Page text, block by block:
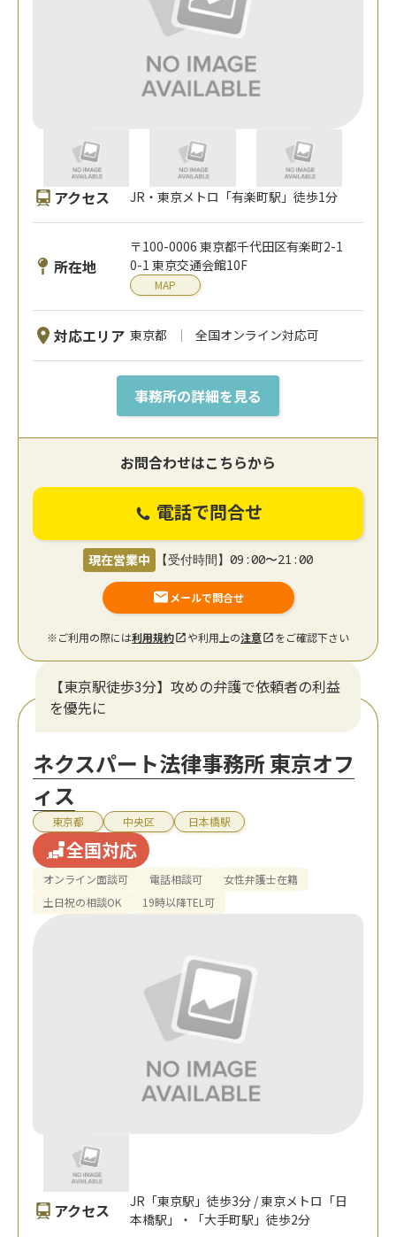
アクセス JR・東京メトロ「有楽町駅」徒歩1分
所在地
〒100-0006 東京都千代田区有楽町2-1
0-1 東京交通会館10F
MAP
対応エリア 東京都 全国オンライン対応可
事務所の詳細を見る
お問合わせはこちらから
電話で問合せ
現在営業中 【受付時間】09:00〜21:00
メールで問合せ
※ご利用の際には利用規約 や利用上の注意 をご確認下さい
【東京駅徒歩3分】攻めの弁護で依頼者の利益
を優先に
ネクスパート法律事務所 東京オフ
ィス
東京都 中央区 日本橋駅
全国対応
オンライン面談可 電話相談可
女性弁護士在籍
土日祝の相談OK
19時以降TEL可
アクセス
JR「東京駅」徒歩3分 / 東京メトロ「日
本橋駅」・「大手町駅」徒歩2分